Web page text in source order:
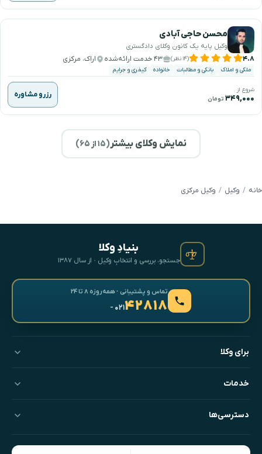
محسن حاجی آبادی
وکیل پایه یک کانون وکلای دادگستری
۴.۸ (۱۴ نظر) ۴۳ خدمت ارائه‌شده اراک، مرکزی
ملکی و املاک بانکی و مطالبات خانواده کیفری و جرایم
شروع از
۳۴۹,۰۰۰ تومان رزرو مشاوره
نمایش وکلای بیشتر(۱۵از ۶۵)
خانه وکیل وکیل مرکزی
بنیادِ وکلا
جستجو، بررسی و انتخابِ وکیل · از سال ۱۳۸۷
تماس و پشتیبانی · همه‌روزه ۸ تا ۲۴
۴۲۸۱۸- ۰۲۱
برای وکلا
خدمات
دسترسی‌ها